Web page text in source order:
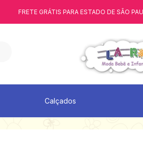
FRETE GRÁTIS PARA ESTADO DE SÃO
Calçados